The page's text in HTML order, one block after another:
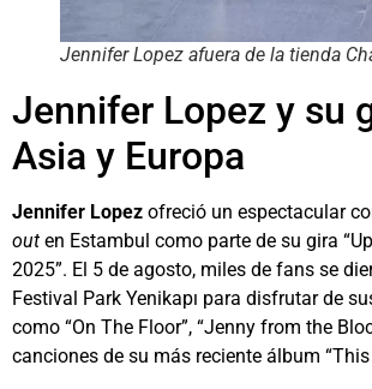
Jennifer Lopez afuera de la tienda
Jennifer Lopez y su
Asia y Europa
Jennifer Lopez ofreció un espectacular
out en Estambul como parte de su gira
2025”. El 5 de agosto, miles de fans se
Festival Park Yenikapı para disfrutar de
como “On The Floor”, “Jenny from the
canciones de su más reciente álbum